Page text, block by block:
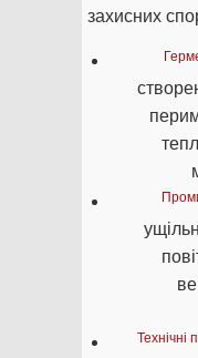
захисних
Технічні